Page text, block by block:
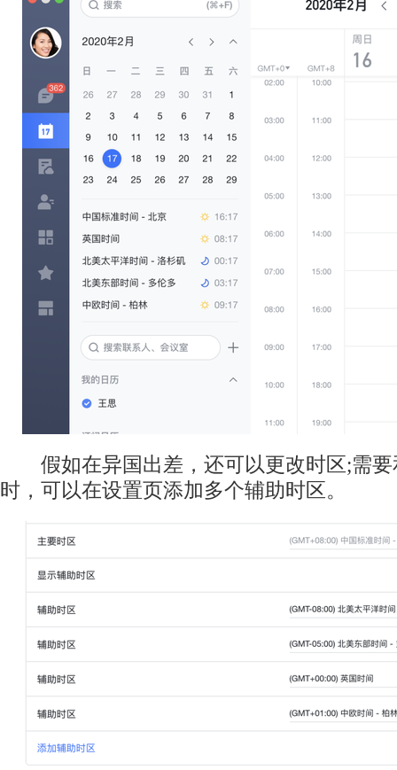
假如在异国出差，还可以更改时区;需要
时，可以在设置页添加多个辅助时区。